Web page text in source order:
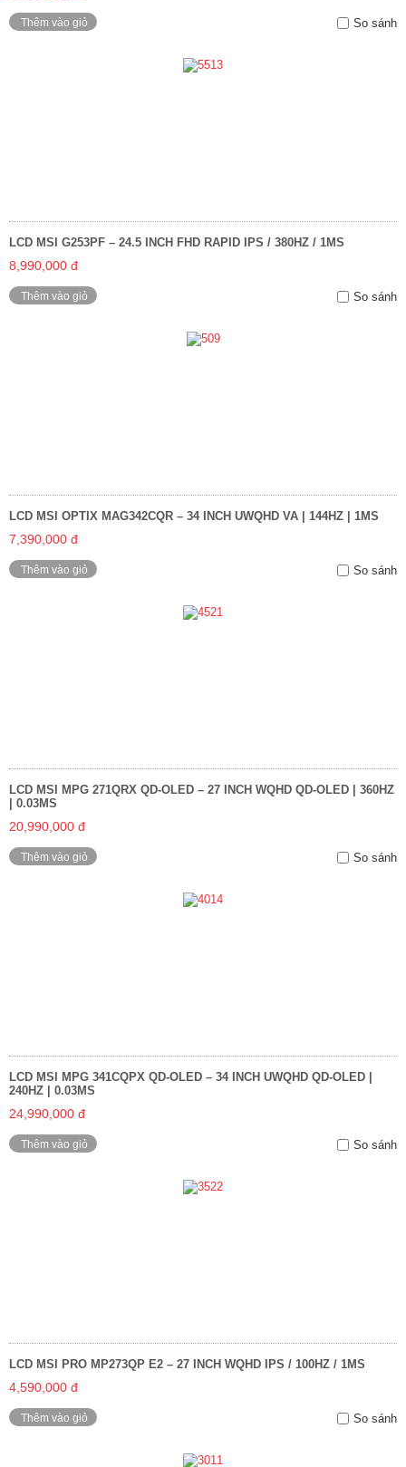
Thêm vào giỏ So sánh
LCD MSI G253PF – 24.5 INCH FHD RAPID IPS / 380HZ / 1MS
8,990,000 đ
Thêm vào giỏ So sánh
LCD MSI OPTIX MAG342CQR – 34 INCH UWQHD VA | 144HZ | 1MS
7,390,000 đ
Thêm vào giỏ So sánh
LCD MSI MPG 271QRX QD-OLED – 27 INCH WQHD QD-OLED | 360HZ
| 0.03MS
20,990,000 đ
Thêm vào giỏ So sánh
LCD MSI MPG 341CQPX QD-OLED – 34 INCH UWQHD QD-OLED |
240HZ | 0.03MS
24,990,000 đ
Thêm vào giỏ So sánh
LCD MSI PRO MP273QP E2 – 27 INCH WQHD IPS / 100HZ / 1MS
4,590,000 đ
Thêm vào giỏ So sánh